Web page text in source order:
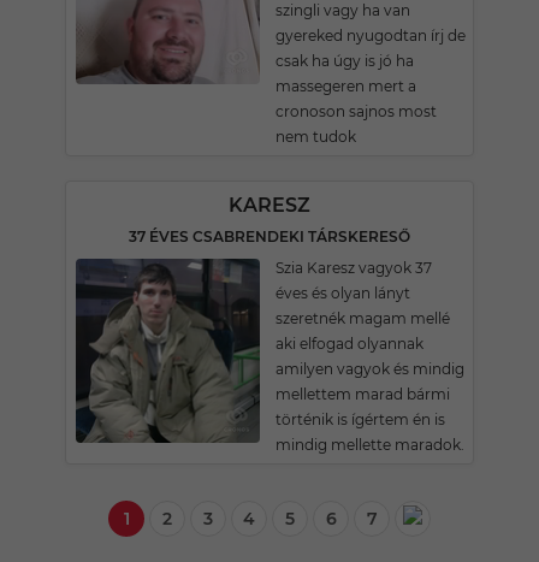
szingli vagy ha van
gyereked nyugodtan írj de
csak ha úgy is jó ha
massegeren mert a
cronoson sajnos most
nem tudok
KARESZ
37 ÉVES CSABRENDEKI TÁRSKERESŐ
Szia Karesz vagyok 37
éves és olyan lányt
szeretnék magam mellé
aki elfogad olyannak
amilyen vagyok és mindig
mellettem marad bármi
történik is ígértem én is
mindig mellette maradok.
1 2 3 4 5 6 7